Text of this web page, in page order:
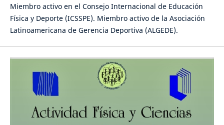
Miembro activo en el Consejo Internacional de Educación
Física y Deporte (ICSSPE). Miembro activo de la Asociación
Latinoamericana de Gerencia Deportiva (ALGEDE).